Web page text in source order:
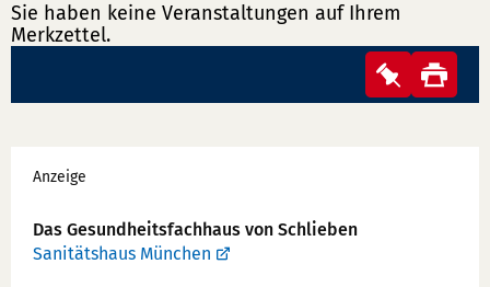
Sie haben keine Veranstaltungen auf Ihrem
Merkzettel.
Sie
Werbung
Anzeige
Das Gesundheits­fachhaus von Schlieben
Sanitätshaus München